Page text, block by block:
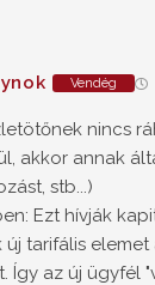
Vendég
nincs
akkor annak
stb...)
Ezt hívják
tarifális
Így az új ügyfél